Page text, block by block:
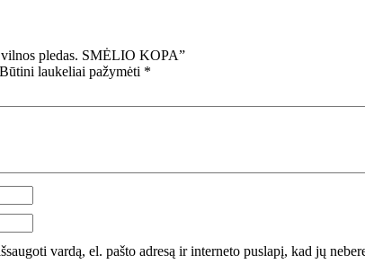
pledas. SMĖLIO KOPA”
Būtini laukeliai pažymėti *
vardą, el. pašto adresą ir interneto puslapį, kad jų